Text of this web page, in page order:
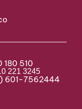
180 510
221 3245
601-7562444